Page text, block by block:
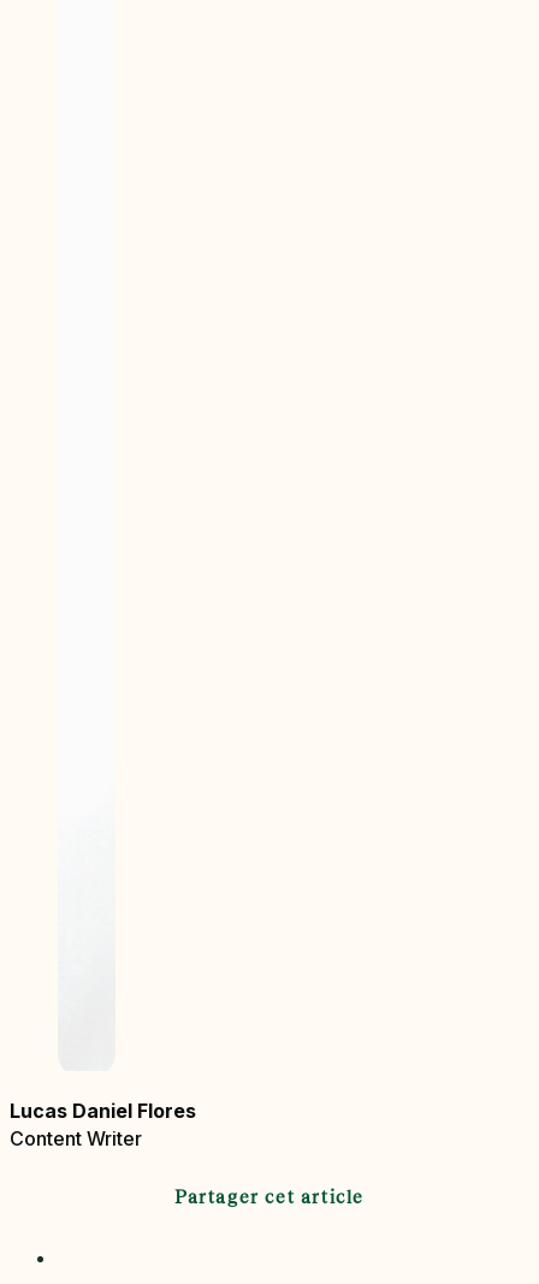
Lucas Daniel Flores
Content Writer
Partager cet article